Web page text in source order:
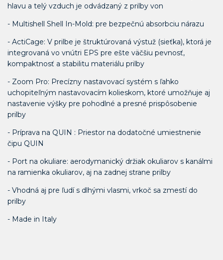
hlavu a telý vzduch je odvádzaný z prilby von
- Multishell Shell In-Mold: pre bezpečnú absorbciu nárazu
- ActiCage: V prilbe je štruktúrovaná výstuž (sieťka), ktorá je
integrovaná vo vnútri EPS pre ešte väčšiu pevnosť,
kompaktnosť a stabilitu materiálu prilby
- Zoom Pro: Precízny nastavovací systém s ľahko
uchopiteľným nastavovacím kolieskom, ktoré umožňuje aj
nastavenie výšky pre pohodlné a presné prispôsobenie
prilby
- Príprava na QUIN : Priestor na dodatočné umiestnenie
čipu QUIN
- Port na okuliare: aerodymanický držiak okuliarov s kanálmi
na ramienka okuliarov, aj na zadnej strane prilby
- Vhodná aj pre ľudí s dlhými vlasmi, vrkoč sa zmestí do
prilby
- Made in Italy